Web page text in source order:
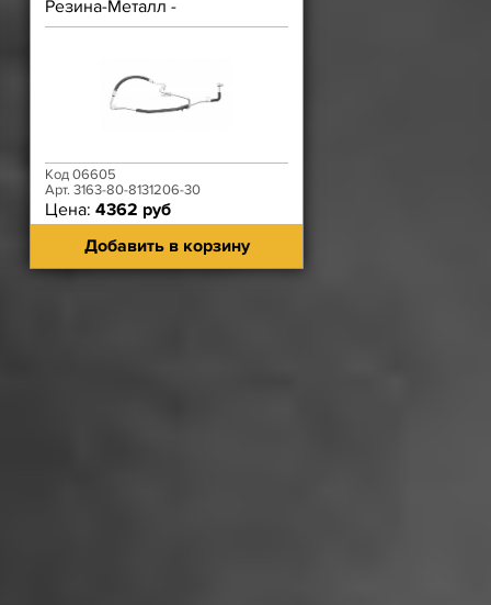
Резина-Металл -
КОМПРЕССОР-МУФТА
Код 06605
Арт. 3163-80-8131206-30
Цена: 4362 руб
Добавить в корзину